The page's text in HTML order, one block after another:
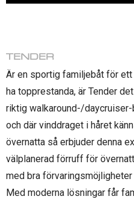
TENDER
Är en sportig familjebåt för ett
ha topprestanda, är Tender
riktig walkaround-/daycruiser-
och där vinddraget i håret
övernatta så erbjuder denna
välplanerad förruff för
med bra
Med moderna lösningar får